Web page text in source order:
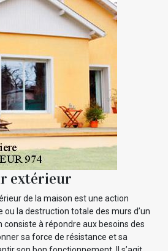
extérieur
de la maison est une action
la destruction totale des murs d’un
à répondre aux besoins des
sa force de résistance et sa